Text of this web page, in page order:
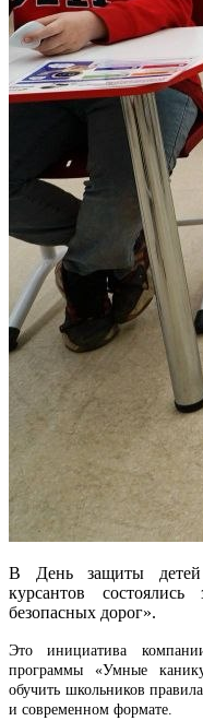
В День защиты
курсантов
безопасных дорог».
Это инициатива
программы «Умные
обучить школьников
и современном формате.